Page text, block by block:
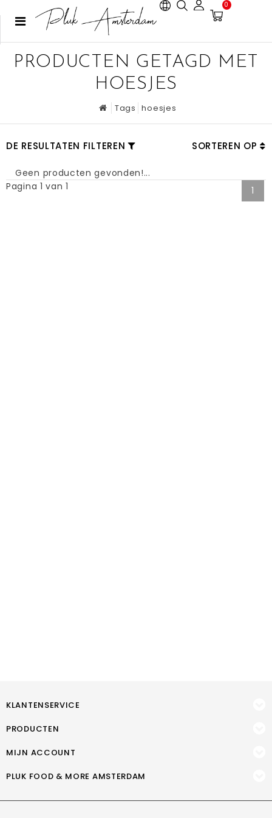
0
PRODUCTEN GETAGD MET
HOESJES
Tags hoesjes
DE RESULTATEN FILTEREN SORTEREN OP
Geen producten gevonden!...
Pagina 1 van 1
1
KLANTENSERVICE
PRODUCTEN
MIJN ACCOUNT
PLUK FOOD & MORE AMSTERDAM